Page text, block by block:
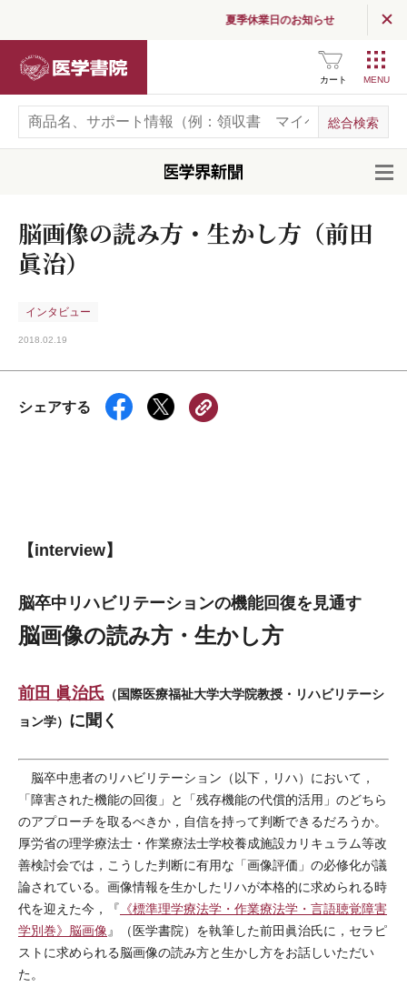
夏季休業日のお知らせ
カート
脳画像の読み方・生かし方（前田
眞治）
インタビュー
2018.02.19
シェアする
【interview】
脳卒中リハビリテーションの機能回復を見通す
脳画像の読み方・生かし方
前田 眞治氏 （国際医療福祉大学大学院教授・リハビリテーシ
ョン学） に聞く
脳卒中患者のリハビリテーション（以下，リハ）において，
「障害された機能の回復」と「残存機能の代償的活用」のどちら
のアプローチを取るべきか，自信を持って判断できるだろうか。
厚労省の理学療法士・作業療法士学校養成施設カリキュラム等改
善検討会では，こうした判断に有用な「画像評価」の必修化が議
論されている。画像情報を生かしたリハが本格的に求められる時
代を迎えた今，『 《標準理学療法学・作業療法学・言語聴覚障害
学別巻》脳画像 』（医学書院）を執筆した前田眞治氏に，セラピ
ストに求められる脳画像の読み方と生かし方をお話しいただい
た。